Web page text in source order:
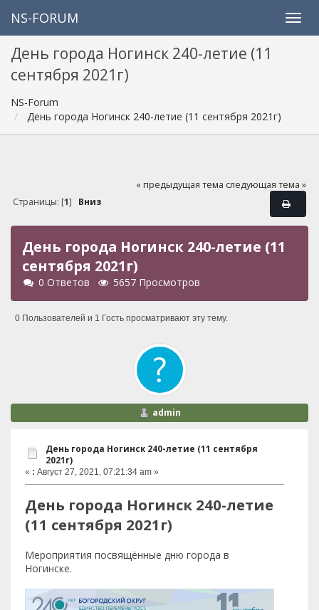
NS-FORUM
День города Ногинск 240-летие (11
сентября 2021г)
NS-Forum
День города Ногинск 240-летие (11 сентября 2021г)
« предыдущая тема следующая тема »
Страницы: [1] Вниз
День города Ногинск 240-летие (11
сентября 2021г)
0 Ответов 5657 Просмотров
0 Пользователей и 1 Гость просматривают эту тему.
admin
День города Ногинск 240-летие (11 сентября
2021г)
« : Август 27, 2021, 07:21:34 am »
День города Ногинск 240-летие
(11 сентября 2021г)
Мероприятия посвящённые дню города в
Ногинске.